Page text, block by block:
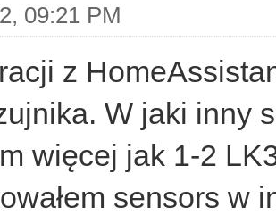
09:21 PM
z
W jaki inny
więcej jak 1-2
sensors w